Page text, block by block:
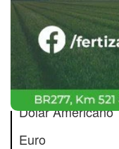
Dólar Americano
Euro